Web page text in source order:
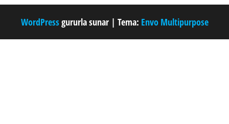
WordPressgururla sunar | Tema: Envo Multipurpose